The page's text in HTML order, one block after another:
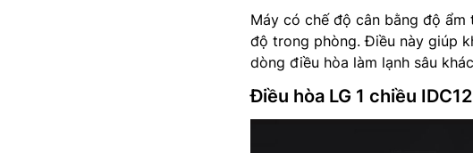
Máy có chế độ cân bằng độ
độ trong phòng. Điều này giúp
dòng điều hòa làm lạnh sâu
Điều hòa LG 1 chiều